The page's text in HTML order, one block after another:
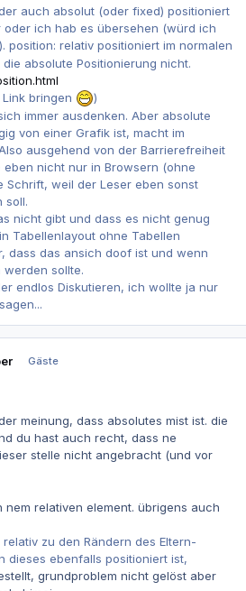
auch absolut (oder fixed) positioniert
ich hab es übersehen (würd ich
). position: relativ positioniert im normalen
absolute Positionierung nicht.
bringen
)
immer ausdenken. Aber absolute
von einer Grafik ist, macht im
ausgehend von der Barrierefreiheit
nicht nur in Browsern (ohne
Schrift, weil der Leser eben sonst
soll.
nicht gibt und dass es nicht genug
Tabellenlayout ohne Tabellen
dass das ansich doof ist und wenn
werden sollte.
endlos Diskutieren, ich wollte ja nur
Gäste
meinung, dass absolutes mist ist. die
du hast auch recht, dass ne
stelle nicht angebracht (und vor
relativen element. übrigens auch
zu den Rändern des Eltern-
dieses ebenfalls positioniert ist,
grundproblem nicht gelöst aber